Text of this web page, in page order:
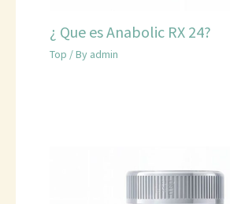
¿ Que es Anabolic RX 24?
Top / By admin